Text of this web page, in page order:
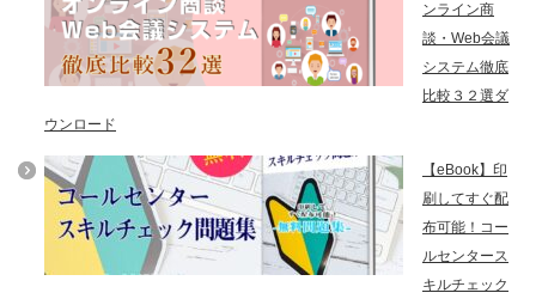
ンライン商
談・Web会議
システム徹底
比較３２選ダ
ウンロード
【eBook】印
刷してすぐ配
布可能！コー
ルセンタース
キルチェック